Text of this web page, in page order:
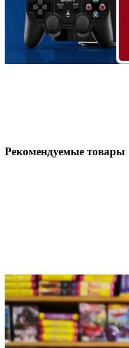
Рекомендуемые товары